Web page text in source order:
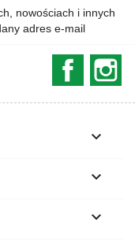
nowościach i innych
adres e-mail


